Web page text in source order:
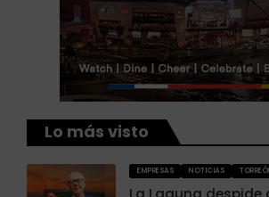
Lo más visto
EMPRESAS NOTICIAS